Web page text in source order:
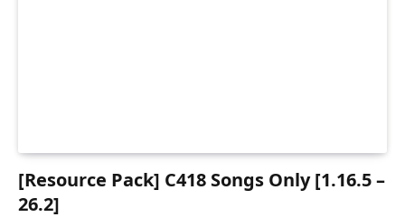
[Resource Pack] C418 Songs Only [1.16.5 –
26.2]